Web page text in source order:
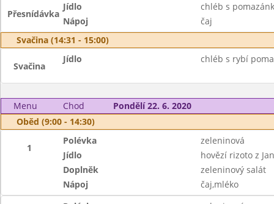
Přesnídávka
Jídlo
chléb s
Nápoj
čaj
Svačina (14:31 - 15:00)
Svačina
Jídlo chléb s rybí
Menu Chod
Pondělí 22. 6. 2020
Oběd (9:00 - 14:30)
1
Polévka
zeleninová
Jídlo
hovězí rizoto z
Doplněk
zeleninový salát
Nápoj
čaj,mléko